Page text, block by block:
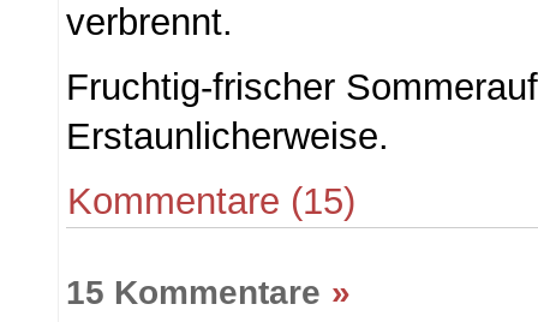
verbrennt.
Fruchtig-frischer
Erstaunlicherweise.
Kommentare (15)
15 Kommentare »